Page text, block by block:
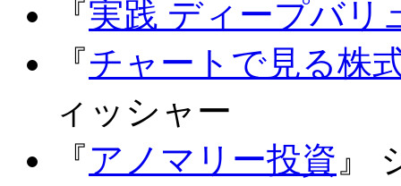
『実践 ディープバリ
『チャートで見る株
ィッシャー
『アノマリー投資 』